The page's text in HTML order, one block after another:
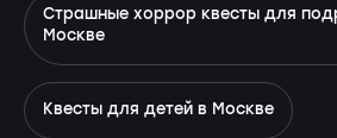
Страшные хоррор квесты для
Москве
Квесты для детей в Москве